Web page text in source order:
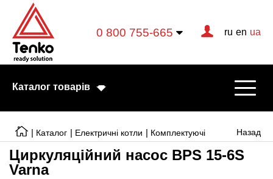
0 800 755-665 ru en ua
Каталог товарів
Назад
| Каталог | Електричні котли | Комплектуючі
Циркуляційний насос BPS 15-6S
Varna